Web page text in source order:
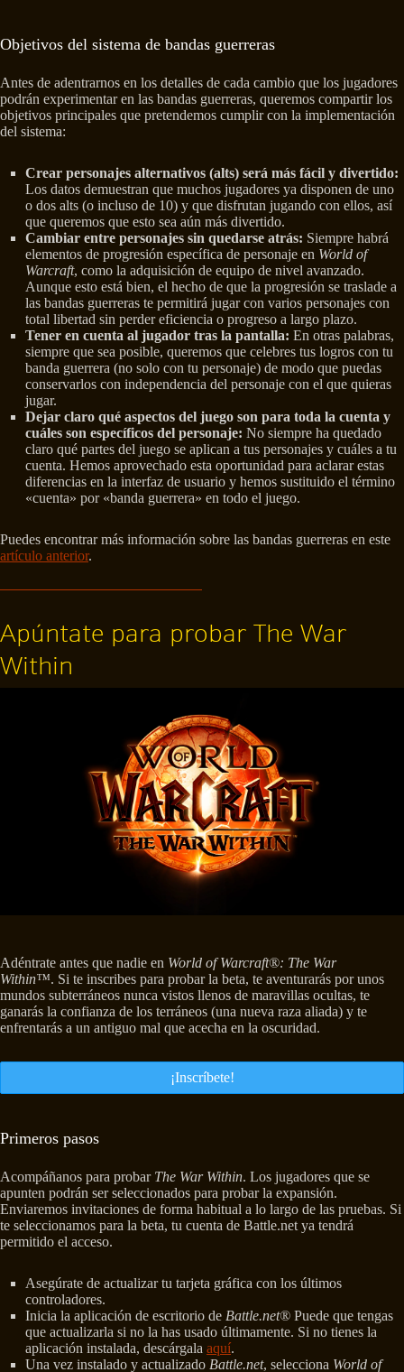
Objetivos del sistema de bandas guerreras
Antes de adentrarnos en los detalles de cada cambio que los jugadores
podrán experimentar en las bandas guerreras, queremos compartir los
objetivos principales que pretendemos cumplir con la implementación
del sistema:
Crear personajes alternativos (alts) será más fácil y divertido:
Los datos demuestran que muchos jugadores ya disponen de uno
o dos alts (o incluso de 10) y que disfrutan jugando con ellos, así
que queremos que esto sea aún más divertido.
Cambiar entre personajes sin quedarse atrás: Siempre habrá
elementos de progresión específica de personaje en World of
Warcraft, como la adquisición de equipo de nivel avanzado.
Aunque esto está bien, el hecho de que la progresión se traslade a
las bandas guerreras te permitirá jugar con varios personajes con
total libertad sin perder eficiencia o progreso a largo plazo.
Tener en cuenta al jugador tras la pantalla: En otras palabras,
siempre que sea posible, queremos que celebres tus logros con tu
banda guerrera (no solo con tu personaje) de modo que puedas
conservarlos con independencia del personaje con el que quieras
jugar.
Dejar claro qué aspectos del juego son para toda la cuenta y
cuáles son específicos del personaje: No siempre ha quedado
claro qué partes del juego se aplican a tus personajes y cuáles a tu
cuenta. Hemos aprovechado esta oportunidad para aclarar estas
diferencias en la interfaz de usuario y hemos sustituido el término
«cuenta» por «banda guerrera» en todo el juego.
Puedes encontrar más información sobre las bandas guerreras en este
artículo anterior.
Apúntate para probar The War
Within
Adéntrate antes que nadie en World of Warcraft®: The War
Within™. Si te inscribes para probar la beta, te aventurarás por unos
mundos subterráneos nunca vistos llenos de maravillas ocultas, te
ganarás la confianza de los terráneos (una nueva raza aliada) y te
enfrentarás a un antiguo mal que acecha en la oscuridad.
¡Inscríbete!
Primeros pasos
Acompáñanos para probar The War Within. Los jugadores que se
apunten podrán ser seleccionados para probar la expansión.
Enviaremos invitaciones de forma habitual a lo largo de las pruebas. Si
te seleccionamos para la beta, tu cuenta de Battle.net ya tendrá
permitido el acceso.
Asegúrate de actualizar tu tarjeta gráfica con los últimos
controladores.
Inicia la aplicación de escritorio de Battle.net® Puede que tengas
que actualizarla si no la has usado últimamente. Si no tienes la
aplicación instalada, descárgala aquí.
Una vez instalado y actualizado Battle.net, selecciona World of